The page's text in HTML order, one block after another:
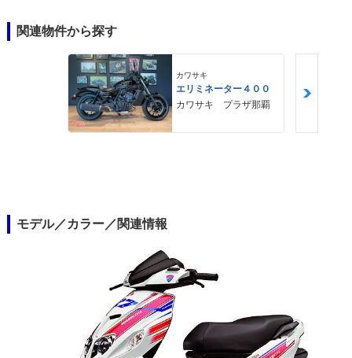
関連物件から探す
カワサキ
エリミネーター４００
カワサキ プラザ那覇
モデル／カラー／関連情報